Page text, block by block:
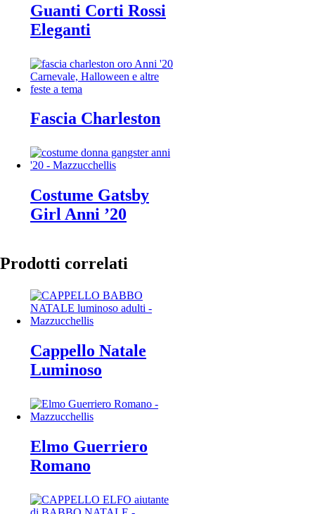
Guanti Corti Rossi
Eleganti
Fascia Charleston
Costume Gatsby
Girl Anni ’20
Prodotti correlati
Cappello Natale
Luminoso
Elmo Guerriero
Romano